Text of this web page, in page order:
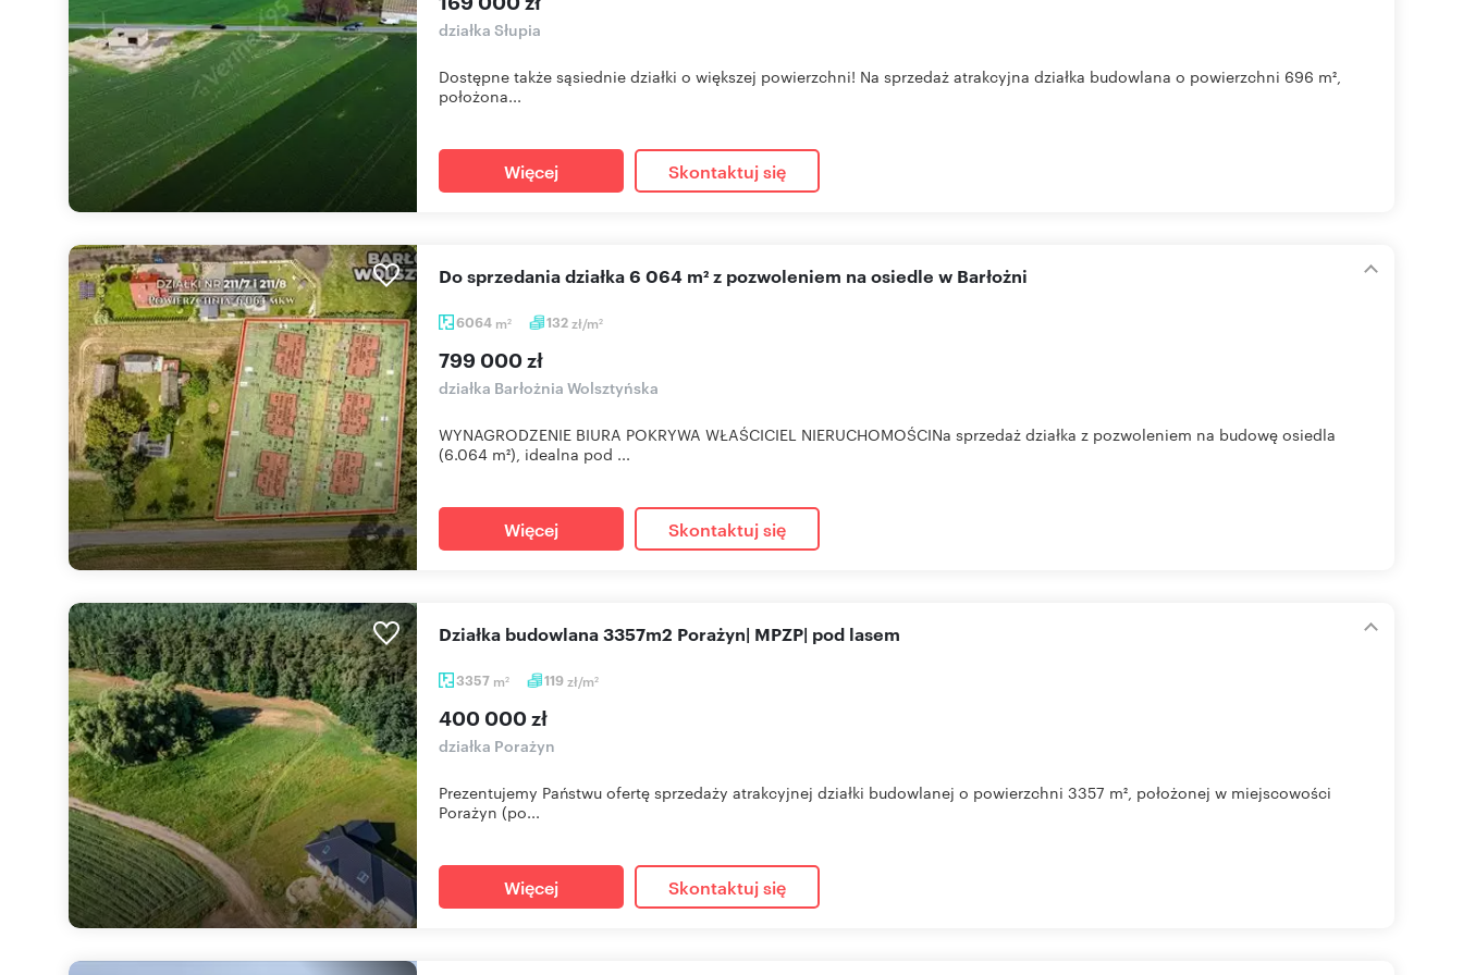
działka Słupia
Dostępne także sąsiednie działki o większej powierzchni! Na sprzedaż atrakcyjna działka budowlana o powierzchni 696 m²,
położona...
Więcej Skontaktuj się
6064 m2 132zł/m2
Do sprzedania działka 6 064 m² z pozwoleniem na osiedle w Barłożni
799 000 zł
działka Barłożnia Wolsztyńska
WYNAGRODZENIE BIURA POKRYWA WŁAŚCICIEL NIERUCHOMOŚCINa sprzedaż działka z pozwoleniem na budowę osiedla
(6.064 m²), idealna pod ...
Więcej Skontaktuj się
3357 m2 119zł/m2
Działka budowlana 3357m2 Porażyn| MPZP| pod lasem
400 000 zł
działka Porażyn
Prezentujemy Państwu ofertę sprzedaży atrakcyjnej działki budowlanej o powierzchni 3357 m², położonej w miejscowości
Porażyn (po...
Więcej Skontaktuj się